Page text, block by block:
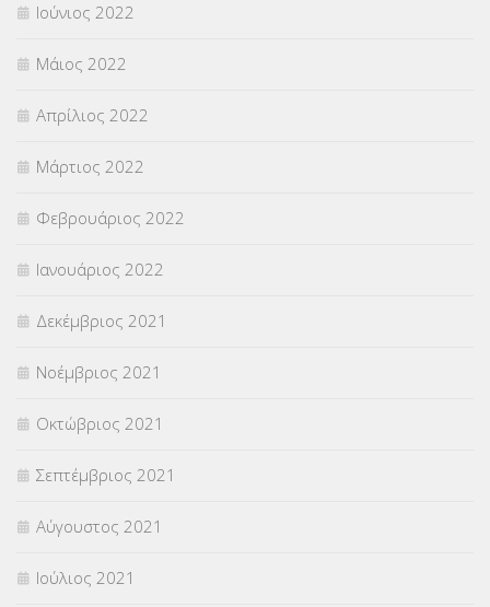
Ιούνιος 2022
Μάιος 2022
Απρίλιος 2022
Μάρτιος 2022
Φεβρουάριος 2022
Ιανουάριος 2022
Δεκέμβριος 2021
Νοέμβριος 2021
Οκτώβριος 2021
Σεπτέμβριος 2021
Αύγουστος 2021
Ιούλιος 2021